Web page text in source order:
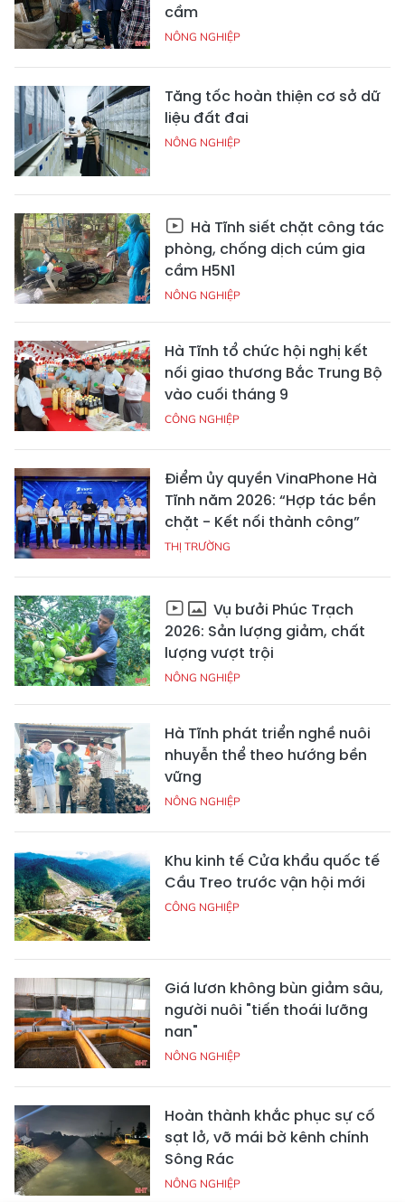
cầm
NÔNG NGHIỆP
Tăng tốc hoàn thiện cơ sở dữ
liệu đất đai
NÔNG NGHIỆP
Hà Tĩnh siết chặt công tác
phòng, chống dịch cúm gia
cầm H5N1
NÔNG NGHIỆP
Hà Tĩnh tổ chức hội nghị kết
nối giao thương Bắc Trung Bộ
vào cuối tháng 9
CÔNG NGHIỆP
Điểm ủy quyền VinaPhone Hà
Tĩnh năm 2026: “Hợp tác bền
chặt - Kết nối thành công”
THỊ TRƯỜNG
Vụ bưởi Phúc Trạch
2026: Sản lượng giảm, chất
lượng vượt trội
NÔNG NGHIỆP
Hà Tĩnh phát triển nghề nuôi
nhuyễn thể theo hướng bền
vững
NÔNG NGHIỆP
Khu kinh tế Cửa khẩu quốc tế
Cầu Treo trước vận hội mới
CÔNG NGHIỆP
Giá lươn không bùn giảm sâu,
người nuôi "tiến thoái lưỡng
nan"
NÔNG NGHIỆP
Hoàn thành khắc phục sự cố
sạt lở, vỡ mái bờ kênh chính
Sông Rác
NÔNG NGHIỆP